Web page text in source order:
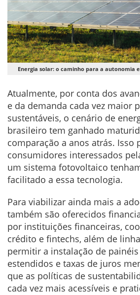
Energia solar: o caminho para a autonomia
Atualmente, por conta dos
e da demanda cada vez maior
sustentáveis, o cenário de
brasileiro tem ganhado
comparação a anos atrás. Isso
consumidores interessados
um sistema fotovoltaico
facilitado a essa tecnologia.
Para viabilizar ainda mais a
também são oferecidos
por instituições financeiras,
crédito e fintechs, além de
permitir a instalação de
estendidos e taxas de juros
que as políticas de
cada vez mais acessíveis e